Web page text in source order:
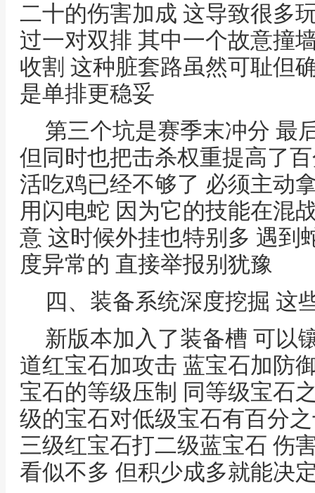
二十的伤害加成 这导致很多
过一对双排 其中一个故意撞
收割 这种脏套路虽然可耻但
是单排更稳妥
第三个坑是赛季末冲分 最
但同时也把击杀权重提高了
活吃鸡已经不够了 必须主动
用闪电蛇 因为它的技能在混
意 这时候外挂也特别多 遇到
度异常的 直接举报别犹豫
四、装备系统深度挖掘 这
新版本加入了装备槽 可以
道红宝石加攻击 蓝宝石加防
宝石的等级压制 同等级宝石
级的宝石对低级宝石有百分
三级红宝石打二级蓝宝石 伤
看似不多 但积少成多就能决